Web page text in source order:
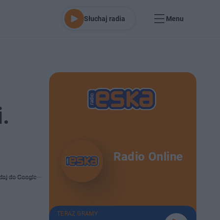
Słuchaj radia Menu
do Google
Radio Online
TERAZ GRAMY